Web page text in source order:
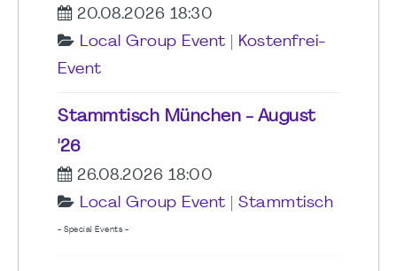
20.08.2026 18:30
Local Group Event
Kostenfrei-
Event
Stammtisch München - August
'26
26.08.2026 18:00
Local Group Event
Stammtisch
- Special Events -